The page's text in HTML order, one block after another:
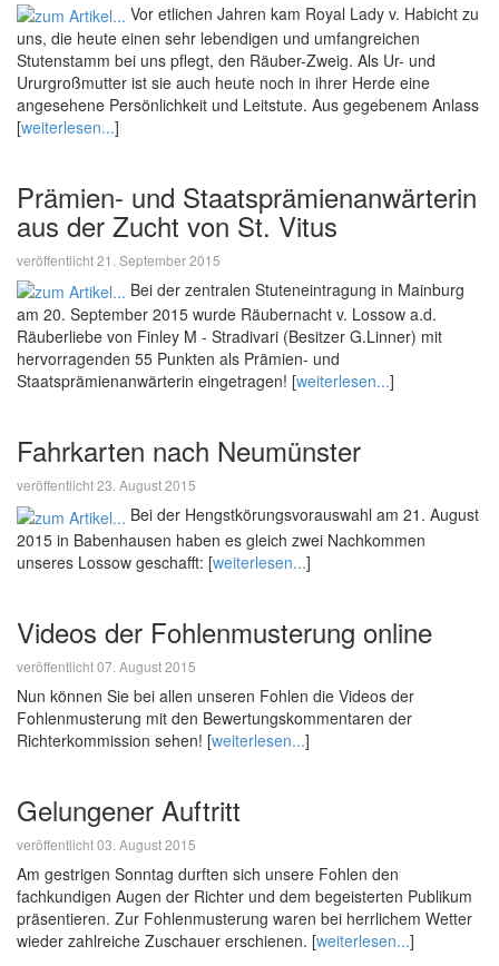
Vor etlichen Jahren kam Royal Lady v. Habicht zu
uns, die heute einen sehr lebendigen und umfangreichen
Stutenstamm bei uns pflegt, den Räuber-Zweig. Als Ur- und
Ururgroßmutter ist sie auch heute noch in ihrer Herde eine
angesehene Persönlichkeit und Leitstute. Aus gegebenem Anlass
[weiterlesen...]
Prämien- und Staatsprämienanwärterin
aus der Zucht von St. Vitus
veröffentlicht 21. September 2015
Bei der zentralen Stuteneintragung in Mainburg
am 20. September 2015 wurde Räubernacht v. Lossow a.d.
Räuberliebe von Finley M - Stradivari (Besitzer G.Linner) mit
hervorragenden 55 Punkten als Prämien- und
Staatsprämienanwärterin eingetragen! [weiterlesen...]
Fahrkarten nach Neumünster
veröffentlicht 23. August 2015
Bei der Hengstkörungsvorauswahl am 21. August
2015 in Babenhausen haben es gleich zwei Nachkommen
unseres Lossow geschafft: [weiterlesen...]
Videos der Fohlenmusterung online
veröffentlicht 07. August 2015
Nun können Sie bei allen unseren Fohlen die Videos der
Fohlenmusterung mit den Bewertungskommentaren der
Richterkommission sehen! [weiterlesen...]
Gelungener Auftritt
veröffentlicht 03. August 2015
Am gestrigen Sonntag durften sich unsere Fohlen den
fachkundigen Augen der Richter und dem begeisterten Publikum
präsentieren. Zur Fohlenmusterung waren bei herrlichem Wetter
wieder zahlreiche Zuschauer erschienen. [weiterlesen...]